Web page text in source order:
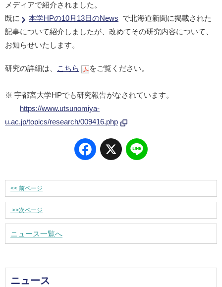
メディアで紹介されました。
既に
本学HPの10月13日のNews で北海道新聞に掲載された
記事について紹介しましたが、改めてその研究内容について、
お知らせいたします。
研究の詳細は、 こちら をご覧ください。
※ 宇都宮大学HPでも研究報告がなされています。
https://www.utsunomiya-
u.ac.jp/topics/research/009416.php
Facebook
X
<< 前ページ
>>次ページ
ニュース一覧へ
ニュース